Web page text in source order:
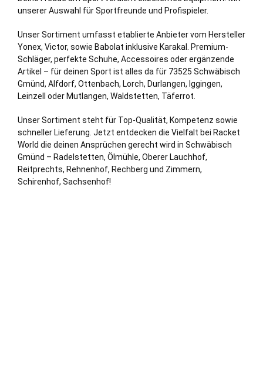
unserer Auswahl für Sportfreunde und Profispieler.
Unser Sortiment umfasst etablierte Anbieter vom Hersteller
Yonex, Victor, sowie Babolat inklusive Karakal. Premium-
Schläger, perfekte Schuhe, Accessoires oder ergänzende
Artikel – für deinen Sport ist alles da für 73525 Schwäbisch
Gmünd, Alfdorf, Ottenbach, Lorch, Durlangen, Iggingen,
Leinzell oder Mutlangen, Waldstetten, Täferrot.
Unser Sortiment steht für Top-Qualität, Kompetenz sowie
schneller Lieferung. Jetzt entdecken die Vielfalt bei Racket
World die deinen Ansprüchen gerecht wird in Schwäbisch
Gmünd – Radelstetten, Ölmühle, Oberer Lauchhof,
Reitprechts, Rehnenhof, Rechberg und Zimmern,
Schirenhof, Sachsenhof!